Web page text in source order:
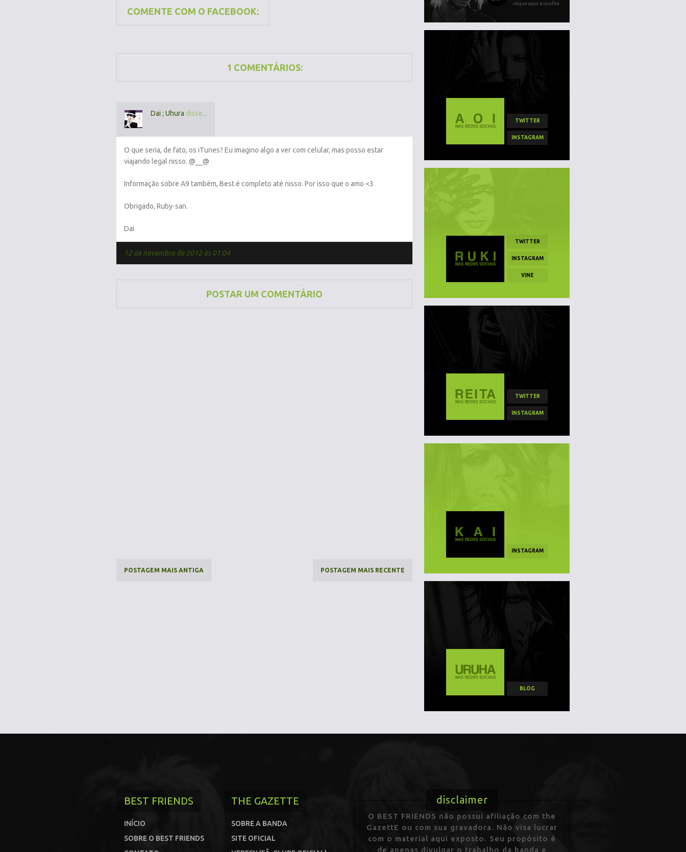
COMENTE COM O FACEBOOK:
1 COMENTÁRIOS:
Dai ; Uhura disse...
O que seria, de fato, os iTunes? Eu imagino algo a ver com celular, mas posso estar
viajando legal nisso. @__@
Informação sobre A9 também, Best é completo até nisso. Por isso que o amo <3
Obrigado, Ruby-san.
Dai
12 de novembro de 2012 às 01:04
POSTAR UM COMENTÁRIO
POSTAGEM MAIS RECENTE
POSTAGEM MAIS ANTIGA
clique aqui e confira
TWITTER
INSTAGRAM
TWITTER
INSTAGRAM
VINE
TWITTER
INSTAGRAM
INSTAGRAM
BLOG
BEST FRIENDS
INÍCIO
SOBRE O BEST FRIENDS
THE GAZETTE
SOBRE A BANDA
SITE OFICIAL
disclaimer
O BEST FRIENDS não possui afiliação com the
GazettE ou com sua gravadora. Não visa lucrar
com o material aqui exposto. Seu propósito é
de apenas divulgar o trabalho da banda e